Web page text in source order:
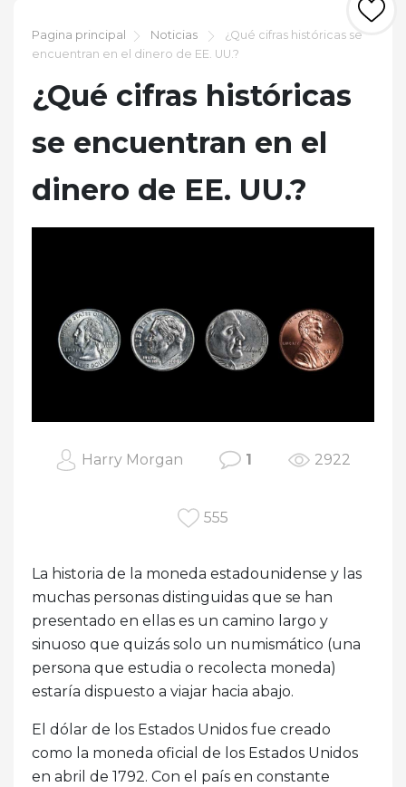
Pagina principal Noticias
¿Qué cifras históricas se
encuentran en el dinero de EE. UU.?
¿Qué cifras históricas
se encuentran en el
dinero de EE. UU.?
Harry Morgan 1 2922
555
La historia de la moneda estadounidense y las
muchas personas distinguidas que se han
presentado en ellas es un camino largo y
sinuoso que quizás solo un numismático (una
persona que estudia o recolecta moneda)
estaría dispuesto a viajar hacia abajo.
El dólar de los Estados Unidos fue creado
como la moneda oficial de los Estados Unidos
en abril de 1792. Con el país en constante